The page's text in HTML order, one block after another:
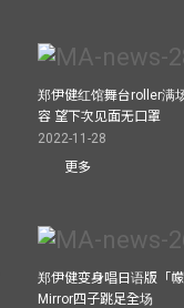
郑伊健红馆舞台roller满
容 望下次见面无口罩
2022-11-28
更多
郑伊健变身唱日语版「
Mirror四子跳足全场